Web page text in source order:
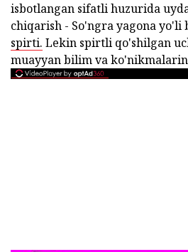
isbotlangan sifatli huzurida
chiqarish - So'ngra yagona yo'li
spirti. Lekin spirtli qo'shilgan
muayyan bilim va